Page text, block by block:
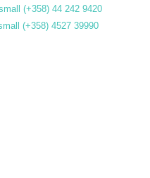
(+358) 44 242 9420
(+358) 4527 39990